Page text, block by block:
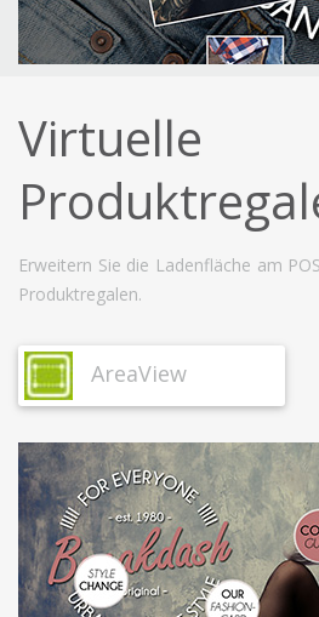
Virtuelle
Erweitern Sie die Ladenfläche am
Produktregalen.
AreaView